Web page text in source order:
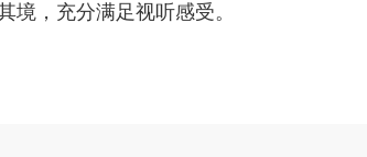
境，充分满足视听感受。